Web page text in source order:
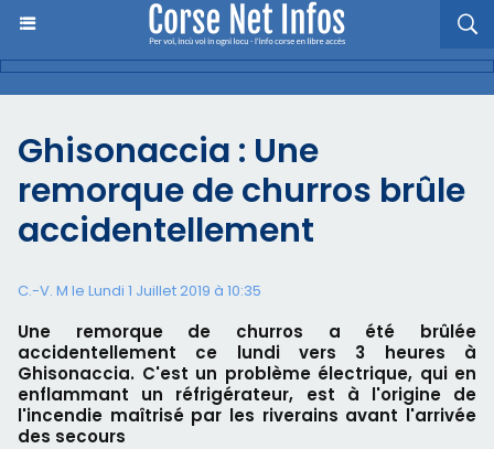
Ghisonaccia : Une
remorque de churros brûle
accidentellement
C.-V. M le Lundi 1 Juillet 2019 à 10:35
Une remorque de churros a été brûlée
accidentellement ce lundi vers 3 heures à
Ghisonaccia. C'est un problème électrique, qui en
enflammant un réfrigérateur, est à l'origine de
l'incendie maîtrisé par les riverains avant l'arrivée
des secours